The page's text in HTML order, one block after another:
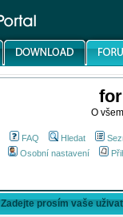
O
FAQ Hledat
Osobní nastavení
Zadejte prosím vaše